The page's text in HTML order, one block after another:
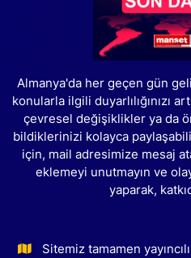
Almanya'da her geçen gün
konularla ilgili duyarlılığınızı
çevresel değişiklikler ya da
bildiklerinizi kolayca
için, mail adresimize mesaj
eklemeyi unutmayın ve
yaparak,
Sitemiz tamamen